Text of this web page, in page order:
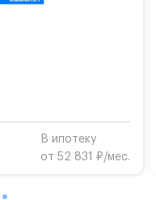
В ипотеку
от 52 831 ₽/мес.